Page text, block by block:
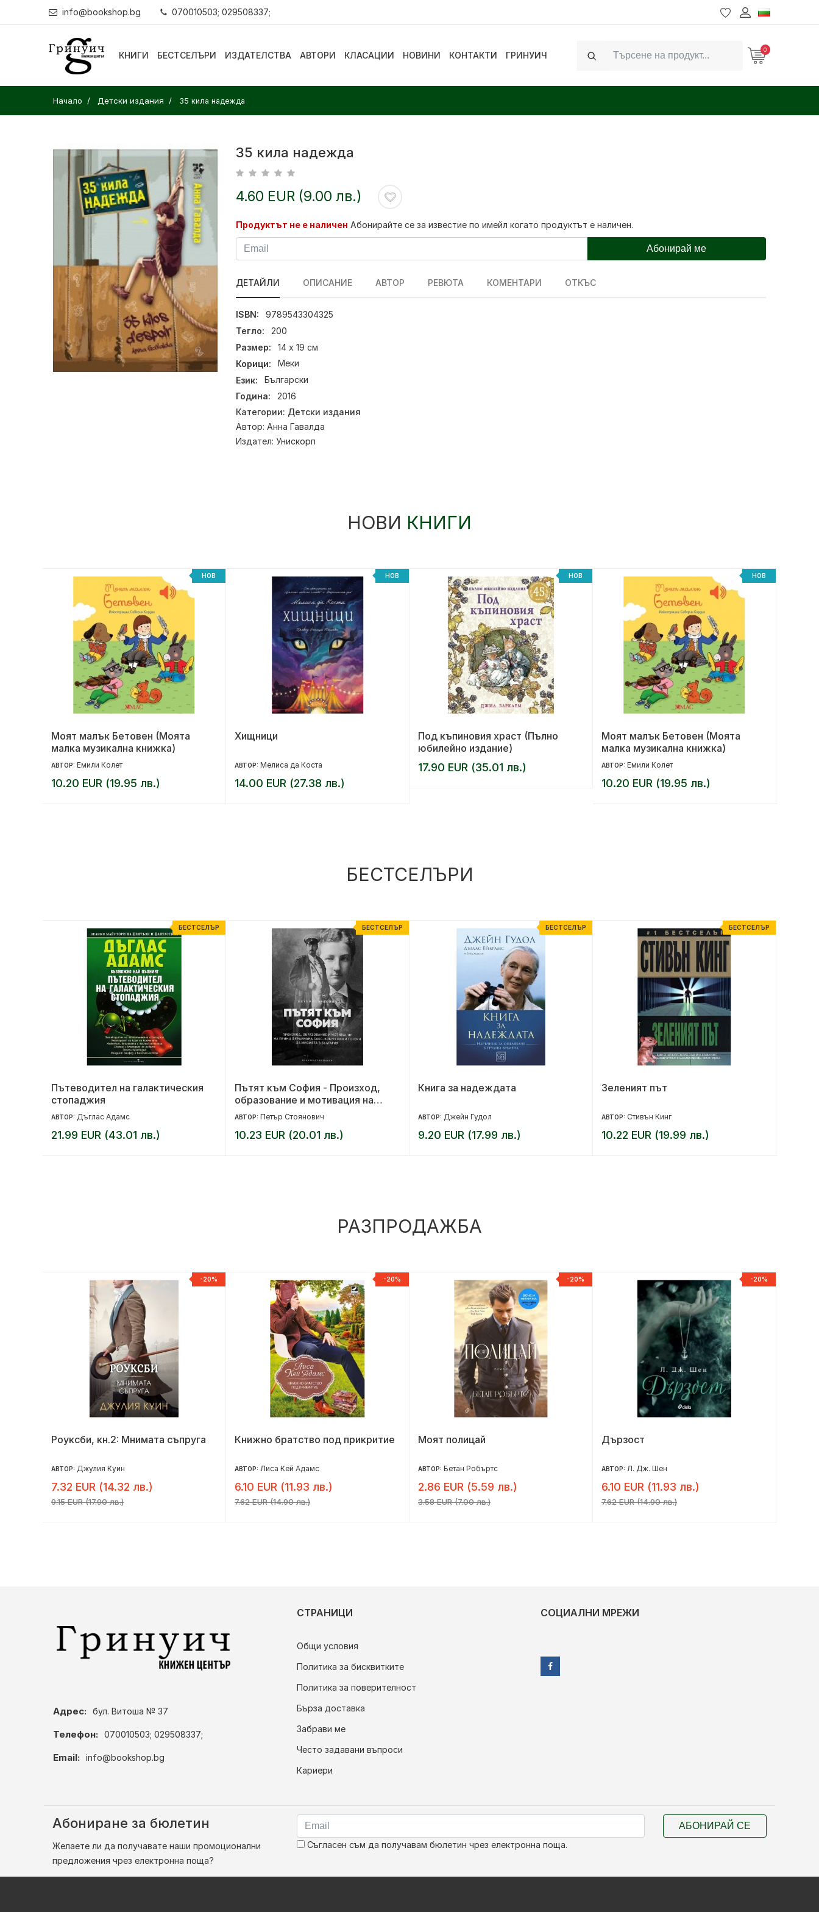
info@bookshop.bg 070010503; 029508337;
КНИГИ БЕСТСЕЛЪРИ ИЗДАТЕЛСТВА АВТОРИ КЛАСАЦИИ НОВИНИ КОНТАКТИ ГРИНУИЧ
Search
0
Начало Детски издания 35 кила надежда
35 кила надежда
4.60 EUR (9.00 лв.)
Продуктът не е наличен Абонирайте се за известие по имейл когато продуктът е наличен.
Абонирай ме
ДЕТАЙЛИ ОПИСАНИЕ АВТОР РЕВЮТА КОМЕНТАРИ ОТКЪС
ISBN:
9789543304325
Тегло:
200
Размер:
14 х 19 см
Корици:
Меки
Език:
Български
Година:
2016
Категории: Детски издания
Автор: Анна Гавалда
Издател: Унискорп
НОВИ КНИГИ
НОВ
Моят малък Бетовен (Моята
малка музикална книжка)
АВТОР: Емили Колет
10.20 EUR (19.95 лв.)
НОВ
Хищници
АВТОР: Мелиса да Коста
14.00 EUR (27.38 лв.)
НОВ
Под къпиновия храст (Пълно
юбилейно издание)
17.90 EUR (35.01 лв.)
НОВ
Моят малък Бетовен (Моята
малка музикална книжка)
АВТОР: Емили Колет
10.20 EUR (19.95 лв.)
БЕСТСЕЛЪРИ
БЕСТСЕЛЪР
Пътеводител на галактическия
стопаджия
АВТОР: Дъглас Адамс
21.99 EUR (43.01 лв.)
БЕСТСЕЛЪР
Пътят към София - Произход,
образование и мотивация на
принц Фердинанд Сакс-
Кобургски и Готски за мисията в
България
АВТОР: Петър Стоянович
10.23 EUR (20.01 лв.)
БЕСТСЕЛЪР
Книга за надеждата
АВТОР: Джейн Гудол
9.20 EUR (17.99 лв.)
БЕСТСЕЛЪР
Зеленият път
АВТОР: Стивън Кинг
10.22 EUR (19.99 лв.)
РАЗПРОДАЖБА
-20%
Роуксби, кн.2: Мнимата съпруга
АВТОР: Джулия Куин
7.32 EUR (14.32 лв.)
9.15 EUR (17.90 лв.)
-20%
Книжно братство под прикритие
АВТОР: Лиса Кей Адамс
6.10 EUR (11.93 лв.)
7.62 EUR (14.90 лв.)
-20%
Моят полицай
АВТОР: Бетан Робъртс
2.86 EUR (5.59 лв.)
3.58 EUR (7.00 лв.)
-20%
Дързост
АВТОР: Л. Дж. Шен
6.10 EUR (11.93 лв.)
7.62 EUR (14.90 лв.)
Адрес: бул. Витоша № 37
Телефон: 070010503; 029508337;
Email: info@bookshop.bg
СТРАНИЦИ
Общи условия
Политика за бисквитките
Политика за поверителност
Бърза доставка
Забрави ме
Често задавани въпроси
Кариери
СОЦИАЛНИ МРЕЖИ
Абониране за бюлетин
Желаете ли да получавате наши промоционални
предложения чрез електронна поща?
Съгласен съм да получавам бюлетин чрез електронна поща.
АБОНИРАЙ СЕ